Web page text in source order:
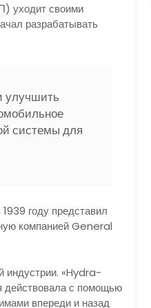
уходит своими
разрабатывать
улучшить
системы для
году представил
компанией General
индустрии. «Hydra-
действовала с помощью
впереди и назад